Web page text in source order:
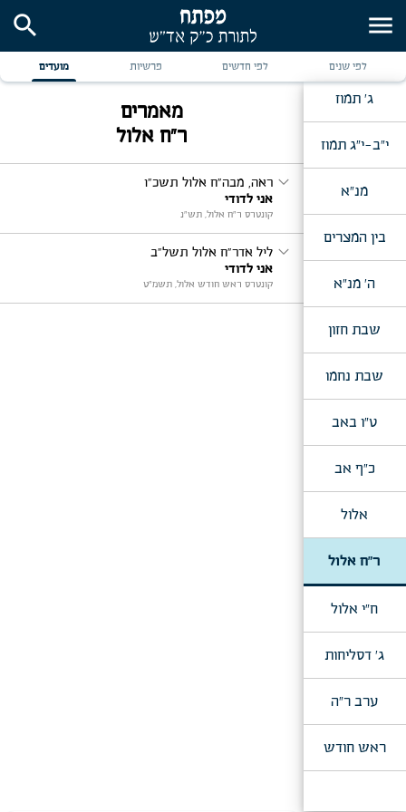
menu
search
לפי שנים לפי חדשים פרשיות מועדים
כ"ח סיון
ג' תמוז
י"ב-י"ג תמוז
מנ"א
בין המצרים
ה' מנ"א
שבת חזון
שבת נחמו
ט"ו באב
כ"ף אב
אלול
ר"ח אלול
ח"י אלול
ג' דסליחות
ערב ר"ה
ראש חודש
מאמרים
ר"ח אלול
expand_moreראה, מבה"ח אלול תשכ"ו
אני לדודי
קונטרס ר"ח אלול, תש"נ
expand_moreליל אדר"ח אלול תשל"ב
אני לדודי
קונטרס ראש חודש אלול, תשמ"ט